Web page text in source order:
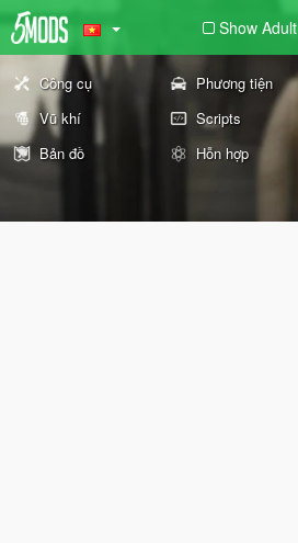
Show Adult
Công cụ Phương tiện
Vũ khí
Scripts
Bản đồ
Hỗn hợp